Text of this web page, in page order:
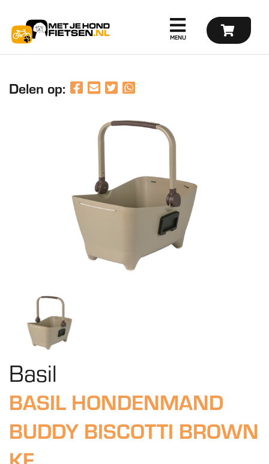
Delen op:
Basil
BASIL HONDENMAND
BUDDY BISCOTTI BROWN